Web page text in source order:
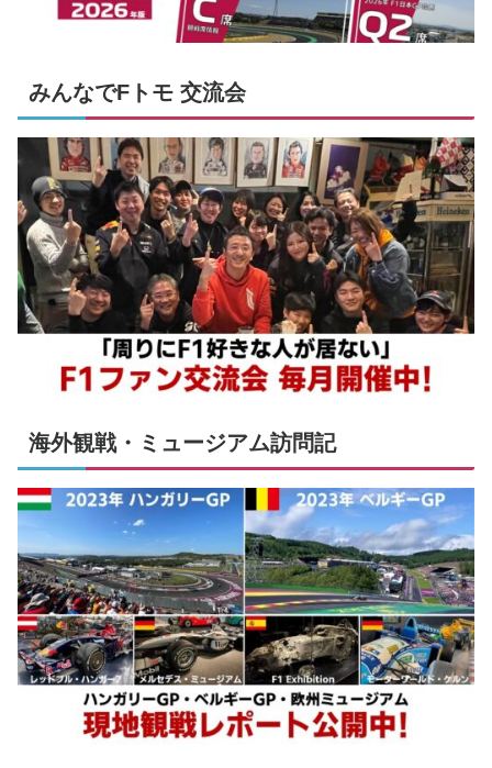
みんなでFトモ 交流会
海外観戦・ミュージアム訪問記